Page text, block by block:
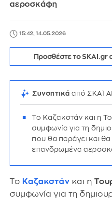
αεροσκάφη
15:42, 14.05.2026
Προσθέστε το SKAI.gr
Συνοπτικά από ΣΚΑΪ AI
Το Καζακστάν και η
συμφωνία για τη
που θα παράγει και θα
επανδρωμένα
Το Καζακστάν και η
συμφωνία για τη